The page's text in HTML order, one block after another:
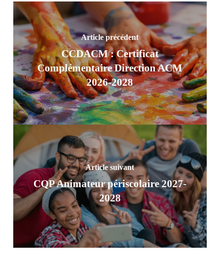
Article précédent
CCDACM : Certificat
Complémentaire Direction ACM
2026-2028
Article suivant
CQP Animateur périscolaire 2027-
2028